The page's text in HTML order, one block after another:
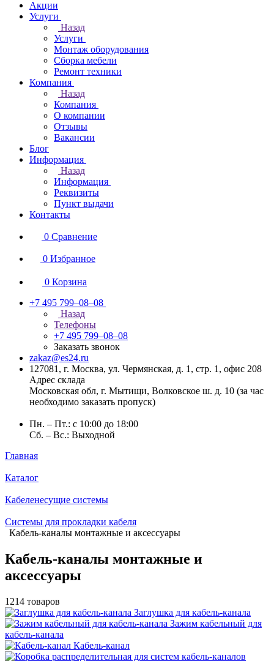
Акции
Услуги
Назад
Услуги
Монтаж оборудования
Сборка мебели
Ремонт техники
Компания
Назад
Компания
О компании
Отзывы
Вакансии
Блог
Информация
Назад
Информация
Реквизиты
Пункт выдачи
Контакты
0 Сравнение
0 Избранное
0 Корзина
+7 495 799–08–08
Назад
Телефоны
+7 495 799–08–08
Заказать звонок
zakaz@es24.ru
127081, г. Москва, ул. Чермянская, д. 1, стр. 1, офис 208
Адрес склада
Московская обл, г. Мытищи, Волковское ш. д. 10 (за час
необходимо заказать пропуск)
Пн. – Пт.: с 10:00 до 18:00
Сб. – Вс.: Выходной
Главная
Каталог
Кабеленесущие системы
Системы для прокладки кабеля
Кабель-каналы монтажные и аксессуары
Кабель-каналы монтажные и
аксессуары
1214 товаров
Заглушка для кабель-канала
Зажим кабельный для
кабель-канала
Кабель-канал